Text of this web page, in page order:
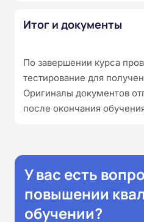
Итог и документы
По завершении курса
тестирование для
Оригиналы документов
после окончания
У вас есть
повышении
обучении?